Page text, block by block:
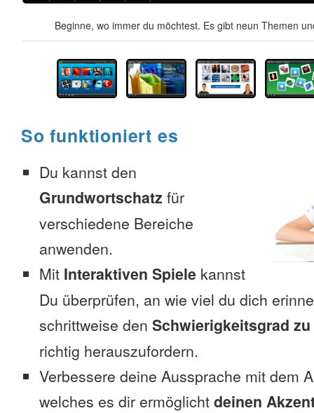
Beginne, wo immer du möchtest. Es gibt neun Themen
So funktioniert es
Du kannst den
Grundwortschatz für
verschiedene Bereiche
anwenden.
Mit Interaktiven Spiele kannst
Du überprüfen, an wie viel du dich
schrittweise den Schwierigkeitsgrad
richtig herauszufordern.
Verbessere deine Aussprache mit dem
welches es dir ermöglicht deinen